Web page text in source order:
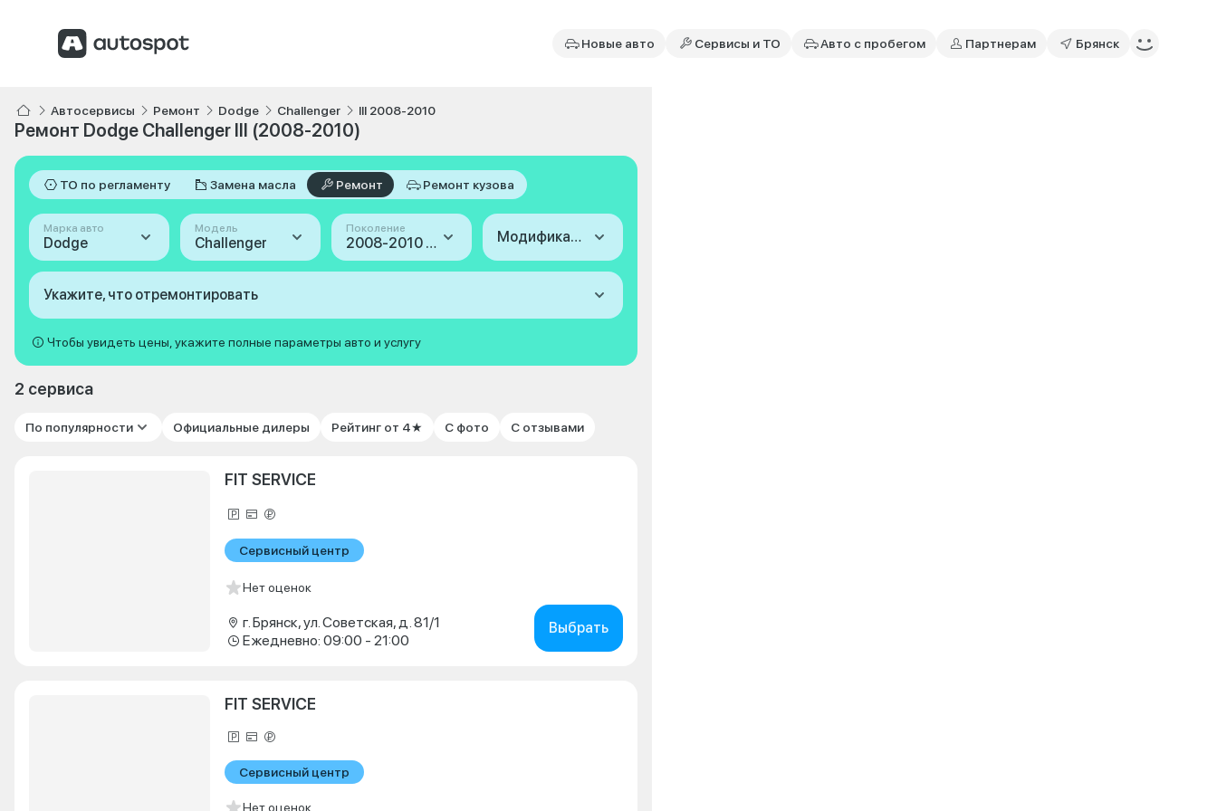
Новые авто Сервисы и ТО Авто с пробегом Партнерам Брянск
Автосервисы Ремонт Dodge Challenger III 2008-2010
Ремонт Dodge Challenger III (2008-2010)
ТО по регламенту Замена масла Ремонт Ремонт кузова
Марка авто
Dodge
Модель
Challenger
Поколение
2008-2010 (III) Модификация
Укажите, что отремонтировать
Чтобы увидеть цены, укажите полные параметры авто и услугу
2 сервиса
По популярности Официальные дилеры Рейтинг от 4★ С фото С отзывами
FIT SERVICE
Сервисный центр
Нет оценок
г. Брянск, ул. Советская, д. 81/1
Ежедневно: 09:00 - 21:00
Выбрать
FIT SERVICE
Сервисный центр
Нет оценок